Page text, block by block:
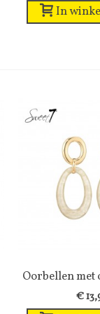
In
Oorbellen met
€